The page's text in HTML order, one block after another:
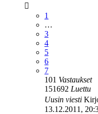
1
…
3
4
5
6
7
101 Vastaukset
151692 Luettu
Uusin viesti
13.12.2011,